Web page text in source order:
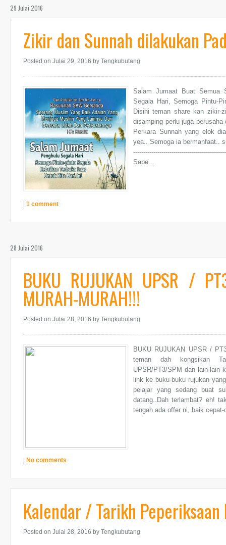
29 Julai 2016
Zikir dan Sunnah dilakukan
Posted on Julai 29, 2016 by Tengkubutang
Salam Jumaat Buat Semua
Segala Hari, Semoga Pintu-
Disini teman share kan zikir-
disamping perlu juga
Perkara Sunnah yang elok
yea.. Semoga ia bermanfaat..
Sape...
1 comment
28 Julai 2016
BUKU RUJUKAN UPSR /
MURAH-MURAH!!!
Posted on Julai 28, 2016 by Tengkubutang
BUKU RUJUKAN UPSR /
teman dah kongsikan
UPSR/PT3/SPM dan lain-lain
link ke buku-buku rujukan
pelajar yang sedang buat
datang..Dah terlambat? eh!
tengah ada offer ni, baik
No comments
Kalendar / Tarikh
Posted on Julai 28, 2016 by Tengkubutang